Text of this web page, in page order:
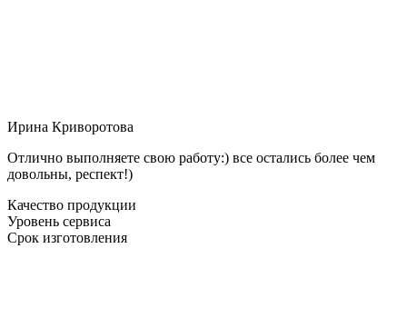
Ирина Криворотова
Отлично выполняете свою работу:) все остались более чем
довольны, респект!)
Качество продукции
Уровень сервиса
Срок изготовления